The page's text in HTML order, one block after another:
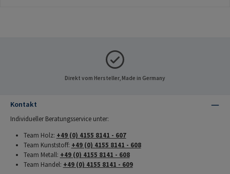
Direkt vom Hersteller, Made in Germany
Kontakt
Individueller Beratungsservice unter:
Team Holz: +49 (0) 4155 8141 - 607
Team Kunststoff: +49 (0) 4155 8141 - 608
Team Metall: +49 (0) 4155 8141 - 608
Team Handel: +49 (0) 4155 8141 - 609